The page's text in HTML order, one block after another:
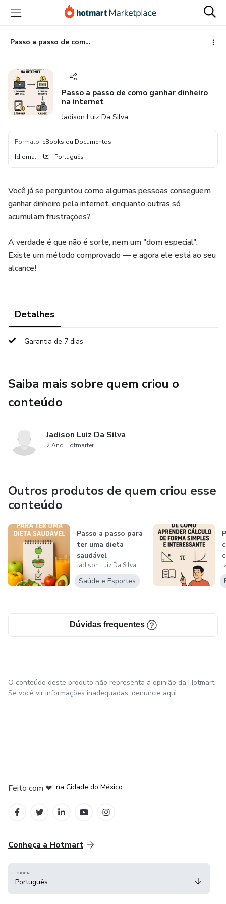
para
conteúdo
principal
para
pagamento
para
rodapé
Passo a passo de como ganhar dinheiro na internet
Passo a passo de como ganhar dinheiro
na internet
Jadison Luiz Da Silva
Formato: eBooks ou Documentos
Idioma: Português
Você já se perguntou como algumas pessoas conseguem
ganhar dinheiro pela internet, enquanto outras só
acumulam frustrações?
A verdade é que não é sorte, nem um "dom especial".
Existe um método comprovado — e agora ele está ao seu
alcance!
Detalhes
Garantia de 7 dias
Saiba mais sobre quem criou o
conteúdo
Jadison Luiz Da Silva
2 Ano Hotmarter
Outros produtos de quem criou esse
conteúdo
Passo a passo para
ter uma dieta
saudável
Jadison Luiz Da Silva
Saúde e Esportes
Dúvidas frequentes
O conteúdo deste produto não representa a opinião da Hotmart.
Se você vir informações inadequadas, denuncie aqui
Feito com ❤ na Cidade do México
Conheça a Hotmart
Idioma
Português